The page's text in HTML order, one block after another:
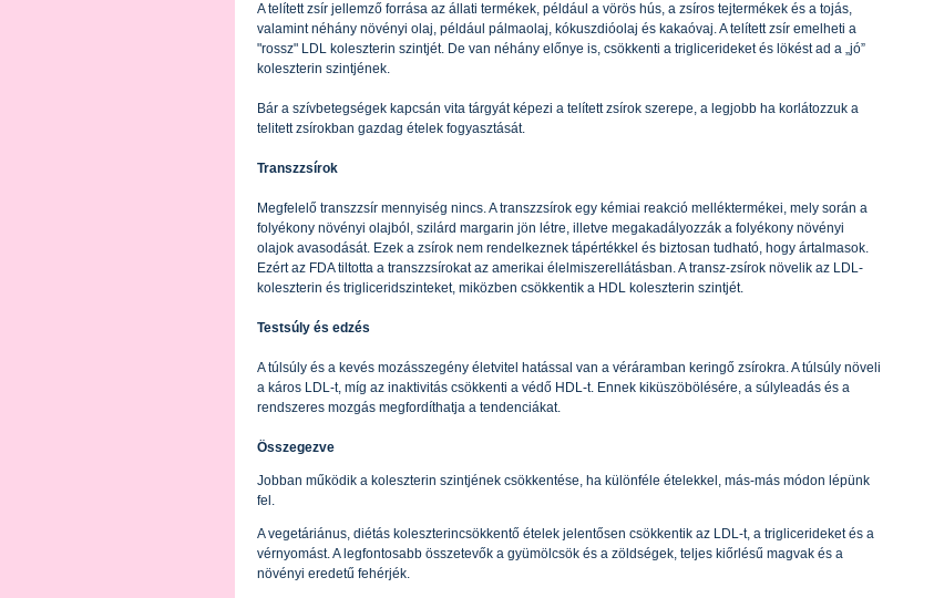
A telített zsír jellemző forrása az állati termékek, például a vörös hús, a zsíros tejtermékek és a tojás,
valamint néhány növényi olaj, például pálmaolaj, kókuszdióolaj és kakaóvaj. A telített zsír emelheti a
"rossz" LDL koleszterin szintjét. De van néhány előnye is, csökkenti a triglicerideket és lökést ad a „jó”
koleszterin szintjének.
Bár a szívbetegségek kapcsán vita tárgyát képezi a telített zsírok szerepe, a legjobb ha korlátozzuk a
telitett zsírokban gazdag ételek fogyasztását.
Transzzsírok
Megfelelő transzzsír mennyiség nincs. A transzzsírok egy kémiai reakció melléktermékei, mely során a
folyékony növényi olajból, szilárd margarin jön létre, illetve megakadályozzák a folyékony növényi
olajok avasodását. Ezek a zsírok nem rendelkeznek tápértékkel és biztosan tudható, hogy ártalmasok.
Ezért az FDA tiltotta a transzzsírokat az amerikai élelmiszerellátásban. A transz-zsírok növelik az LDL-
koleszterin és trigliceridszinteket, miközben csökkentik a HDL koleszterin szintjét.
Testsúly és edzés
A túlsúly és a kevés mozásszegény életvitel hatással van a véráramban keringő zsírokra. A túlsúly növeli
a káros LDL-t, míg az inaktivitás csökkenti a védő HDL-t. Ennek kiküszöbölésére, a súlyleadás és a
rendszeres mozgás megfordíthatja a tendenciákat.
Összegezve
Jobban működik a koleszterin szintjének csökkentése, ha különféle ételekkel, más-más módon lépünk
fel.
A vegetáriánus, diétás koleszterincsökkentő ételek jelentősen csökkentik az LDL-t, a triglicerideket és a
vérnyomást. A legfontosabb összetevők a gyümölcsök és a zöldségek, teljes kiőrlésű magvak és a
növényi eredetű fehérjék.